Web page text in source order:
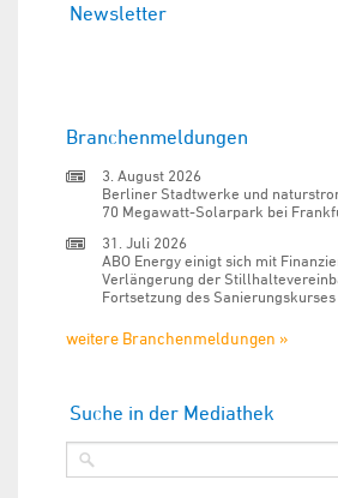
Newsletter
Branchenmeldungen
3. August 2026
Berliner Stadtwerke und
70 Megawatt-Solarpark bei
31. Juli 2026
ABO Energy einigt sich mit
Verlängerung der
Fortsetzung des Sanierungskurses
weitere Branchenmeldungen »
Suche in der Mediathek